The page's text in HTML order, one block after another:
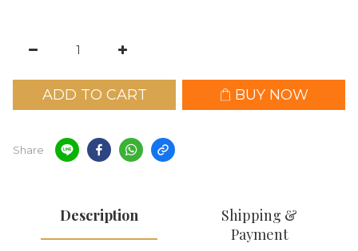
ADD TO CART BUY NOW
Share
Description
Shipping &
Payment